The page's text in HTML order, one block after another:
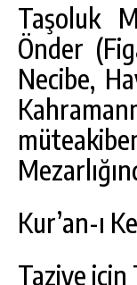
Taşoluk
Önder
Necibe,
Kur’an-ı
Taziye için
GÖKSUN